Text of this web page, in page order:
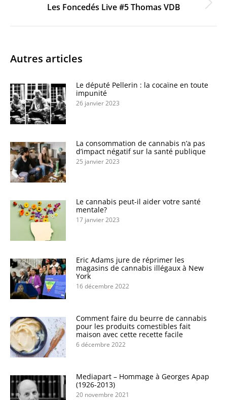
Onglet
Les Foncedés Live #5 Thomas VDB
Autres articles
Le député Pellerin : la cocaïne en toute
impunité
26 janvier 2023
La consommation de cannabis n’a pas
d’impact négatif sur la santé publique
25 janvier 2023
Le cannabis peut-il aider votre santé
mentale?
17 janvier 2023
Eric Adams jure de réprimer les
magasins de cannabis illégaux à New
York
16 décembre 2022
Comment faire du beurre de cannabis
pour les produits comestibles fait
maison avec cette recette facile
6 décembre 2022
Mediapart – Hommage à Georges Apap
(1926-2013)
20 novembre 2021